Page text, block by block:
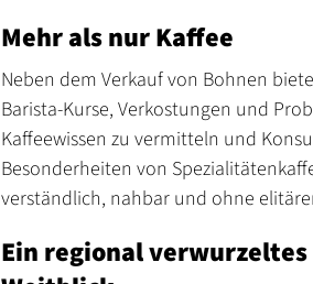
Mehr als nur Kaffee
Neben dem Verkauf von Bohnen
Barista-Kurse, Verkostungen und
Kaffeewissen zu vermitteln und
Besonderheiten von
verständlich, nahbar und ohne
Ein regional